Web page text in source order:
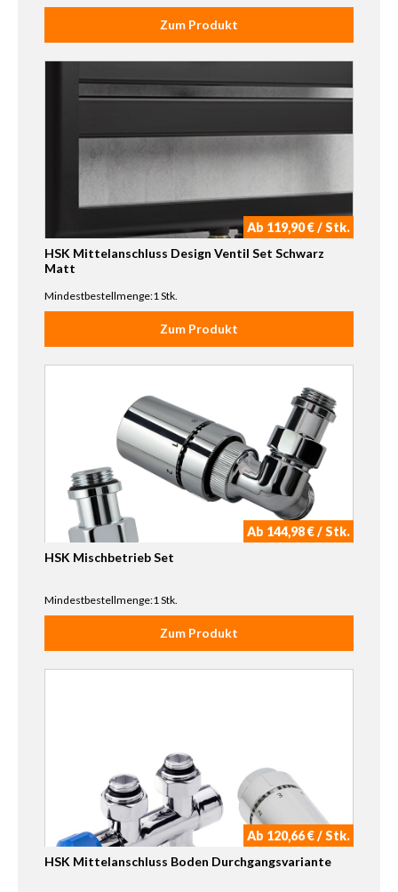
Zum Produkt
Ab 119,90 € / Stk.
HSK Mittelanschluss Design Ventil Set Schwarz
Matt
Mindestbestellmenge:1 Stk.
Zum Produkt
Ab 144,98 € / Stk.
HSK Mischbetrieb Set
Mindestbestellmenge:1 Stk.
Zum Produkt
Ab 120,66 € / Stk.
HSK Mittelanschluss Boden Durchgangsvariante